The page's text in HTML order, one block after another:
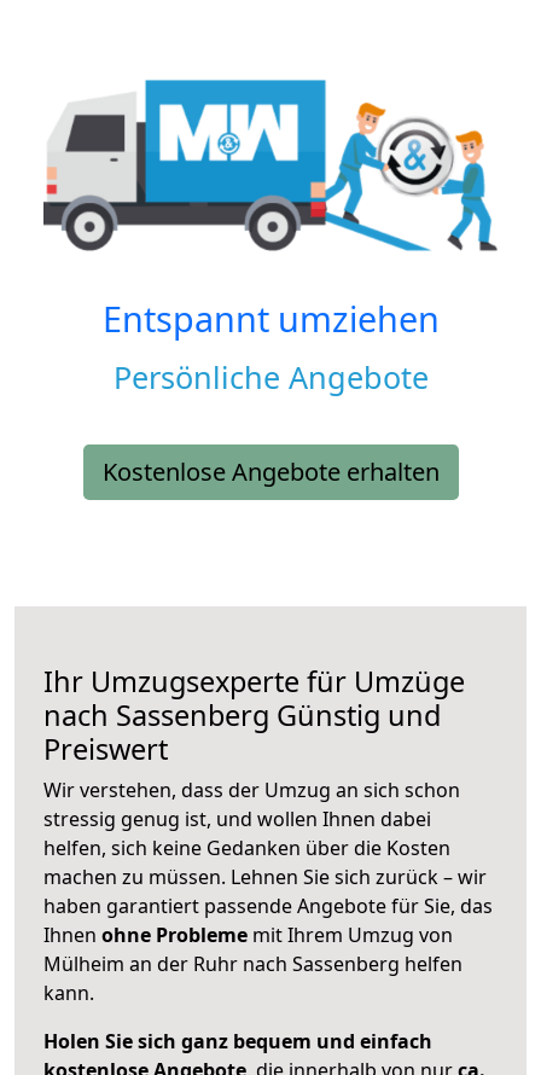
Entspannt umziehen
Persönliche Angebote
Kostenlose Angebote erhalten
Ihr Umzugsexperte für Umzüge
nach Sassenberg Günstig und
Preiswert
Wir verstehen, dass der Umzug an sich schon
stressig genug ist, und wollen Ihnen dabei
helfen, sich keine Gedanken über die Kosten
machen zu müssen. Lehnen Sie sich zurück – wir
haben garantiert passende Angebote für Sie, das
Ihnen ohne Probleme mit Ihrem Umzug von
Mülheim an der Ruhr nach Sassenberg helfen
kann.
Holen Sie sich ganz bequem und einfach